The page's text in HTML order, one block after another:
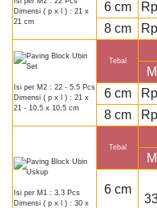
Dimensi ( p x l ) : 21 x
21 cm
6 cm
8 cm
Isi per M2 : 22 - 5.5 Pcs
Dimensi ( p x l ) : 21 x
21 - 10,5 x 10,5 cm
Tebal
6 cm
8 cm
Isi per M1 : 3.3 Pcs
Dimensi ( p x l ) : 30 x
Tebal
6 cm